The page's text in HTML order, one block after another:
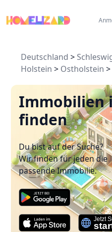
Deutschland >
Holstein > Ostholstein >
Immobilien
finden
Du bist auf der Suche?
Wir finden für jeden die
passende Immobilie.